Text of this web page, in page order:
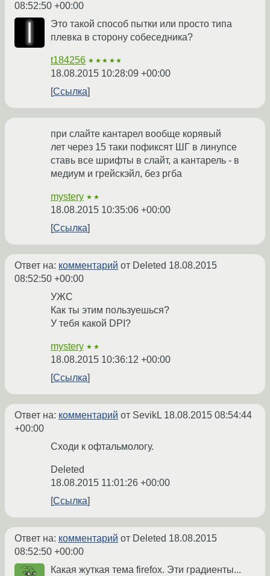
08:52:50 +00:00
Это такой способ пытки или просто типа
плевка в сторону собеседника?
t184256 ★★★★★
18.08.2015 10:28:09 +00:00
Ссылка
при слайте кантарел вообще корявый
лет через 15 таки пофиксят ШГ в линупсе
ставь все шрифты в слайт, а кантарель - в
медиум и грейскэйл, без ргба
mystery ★★
18.08.2015 10:35:06 +00:00
Ссылка
Ответ на: комментарий от Deleted 18.08.2015
08:52:50 +00:00
УЖС
Как ты этим пользуешься?
У тебя какой DPI?
mystery ★★
18.08.2015 10:36:12 +00:00
Ссылка
Ответ на: комментарий от SevikL 18.08.2015 08:54:44
+00:00
Сходи к офтальмологу.
Deleted
18.08.2015 11:01:26 +00:00
Ссылка
Ответ на: комментарий от Deleted 18.08.2015
08:52:50 +00:00
Какая жуткая тема firefox. Эти градиенты...